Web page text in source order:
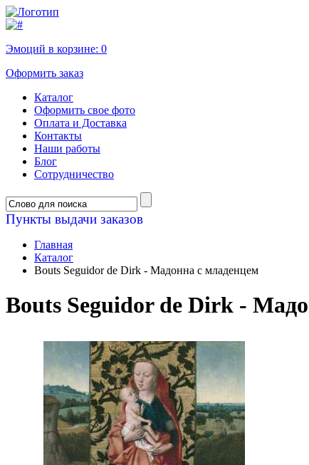
Эмоций в корзине: 0
Оформить заказ
Каталог
Оформить свое фото
Оплата и Доставка
Контакты
Наши работы
Блог
Сотрудничество
Пункты выдачи заказов
Главная
Каталог
Bouts Seguidor de Dirk - Мадонна с младенцем
Bouts Seguidor de Dirk -